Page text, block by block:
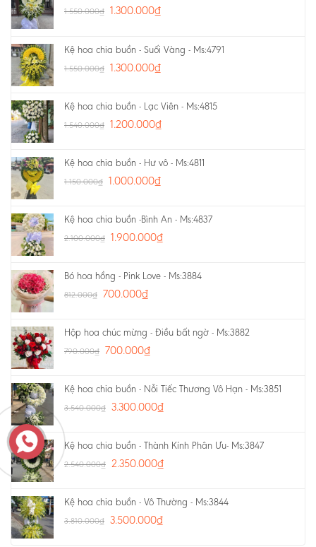
1.550.000₫ 1.300.000₫
Kệ hoa chia buồn - Suối Vàng - Ms:4791
1.550.000₫ 1.300.000₫
Kệ hoa chia buồn - Lạc Viên - Ms:4815
1.540.000₫ 1.200.000₫
Kệ hoa chia buồn - Hư vô - Ms:4811
1.150.000₫ 1.000.000₫
Kệ hoa chia buồn -Bình An - Ms:4837
2.100.000₫ 1.900.000₫
Bó hoa hồng - Pink Love - Ms:3884
812.000₫ 700.000₫
Hộp hoa chúc mừng - Điều bất ngờ - Ms:3882
790.000₫ 700.000₫
Kệ hoa chia buồn - Nỗi Tiếc Thương Vô Hạn - Ms:3851
3.540.000₫ 3.300.000₫
Kệ hoa chia buồn - Thành Kính Phân Ưu- Ms:3847
2.540.000₫ 2.350.000₫
Kệ hoa chia buồn - Vô Thường - Ms:3844
3.810.000₫ 3.500.000₫